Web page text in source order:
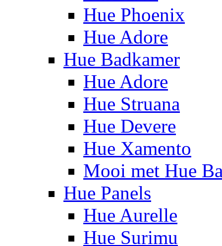
Hue Phoenix
Hue Adore
Hue Badkamer
Hue Adore
Hue Struana
Hue Devere
Hue Xamento
Mooi met Hue
Hue Panels
Hue Aurelle
Hue Surimu